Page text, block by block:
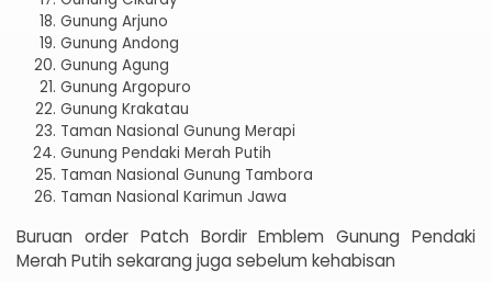
Gunung Arjuno
Gunung Andong
Gunung Agung
Gunung Argopuro
Gunung Krakatau
Taman Nasional Gunung Merapi
Gunung Pendaki Merah Putih
Taman Nasional Gunung Tambora
Taman Nasional Karimun Jawa
Buruan order Patch Bordir Emblem Gunung Pendaki
Merah Putih sekarang juga sebelum kehabisan